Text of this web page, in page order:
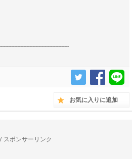
お気に入りに追加
スポンサーリンク